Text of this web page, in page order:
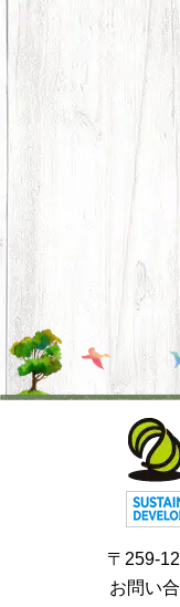
〒259-
お問い